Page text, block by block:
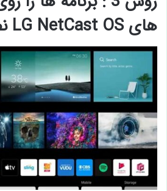
های LG NetCast OS نصب کنید